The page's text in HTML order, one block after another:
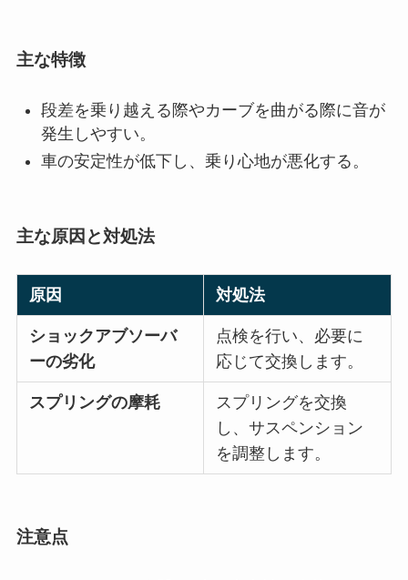
主な特徴
段差を乗り越える際やカーブを曲がる際に音が
発生しやすい。
車の安定性が低下し、乗り心地が悪化する。
主な原因と対処法
原因 対処法
ショックアブソーバ
ーの劣化
点検を行い、必要に
応じて交換します。
スプリングの摩耗
スプリングを交換
し、サスペンション
を調整します。
注意点